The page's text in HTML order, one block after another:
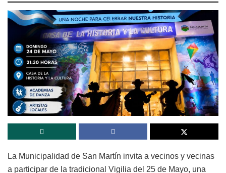
La Municipalidad de San Martín invita a vecinos y vecinas
a participar de la tradicional Vigilia del 25 de Mayo, una